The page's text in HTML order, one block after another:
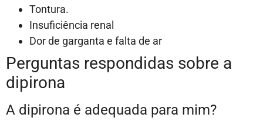
Tontura.
Insuficiência renal
Dor de garganta e falta de ar
Perguntas respondidas sobre a
dipirona
A dipirona é adequada para mim?